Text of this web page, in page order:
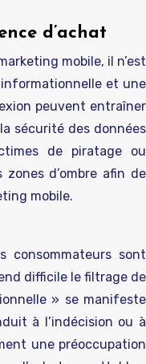
d’achat
mobile, il n’est
informationnelle et une
peuvent entraîner
sécurité des données
de piratage ou
d’ombre afin de
mobile.
consommateurs sont
difficile le filtrage de
» se manifeste
à l’indécision ou à
une préoccupation